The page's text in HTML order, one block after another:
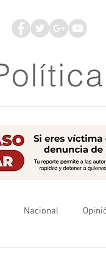
Nacional